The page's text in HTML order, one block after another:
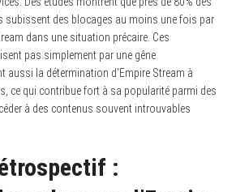
subissent des blocages au moins une fois par
dans une situation précaire. Ces
pas simplement par une gêne
aussi la détermination d’Empire Stream à
ce qui contribue fort à sa popularité parmi des
à des contenus souvent introuvables
: